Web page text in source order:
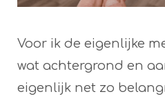
Voor ik de eigenlijke
wat achtergrond en
eigenlijk net zo